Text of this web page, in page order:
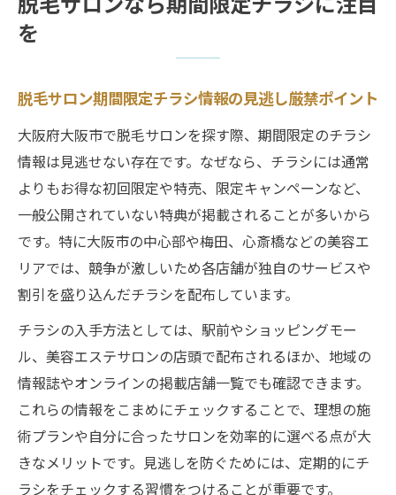
脱毛サロンなら期間限定チラシに注目
を
脱毛サロン期間限定チラシ情報の見逃し厳禁ポイント
大阪府大阪市で脱毛サロンを探す際、期間限定のチラシ
情報は見逃せない存在です。なぜなら、チラシには通常
よりもお得な初回限定や特売、限定キャンペーンなど、
一般公開されていない特典が掲載されることが多いから
です。特に大阪市の中心部や梅田、心斎橋などの美容エ
リアでは、競争が激しいため各店舗が独自のサービスや
割引を盛り込んだチラシを配布しています。
チラシの入手方法としては、駅前やショッピングモー
ル、美容エステサロンの店頭で配布されるほか、地域の
情報誌やオンラインの掲載店舗一覧でも確認できます。
これらの情報をこまめにチェックすることで、理想の施
術プランや自分に合ったサロンを効率的に選べる点が大
きなメリットです。見逃しを防ぐためには、定期的にチ
ラシをチェックする習慣をつけることが重要です。